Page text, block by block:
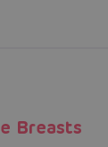
Breasts